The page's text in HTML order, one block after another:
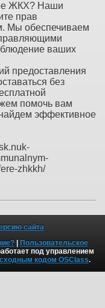
ЖКХ? Наши
прав
Мы обеспечиваем
ваших
предоставления
без
помочь вам
эффективное
zhkkh/
сайта
|
Пользовательское
под управлением
кодом OSClass.